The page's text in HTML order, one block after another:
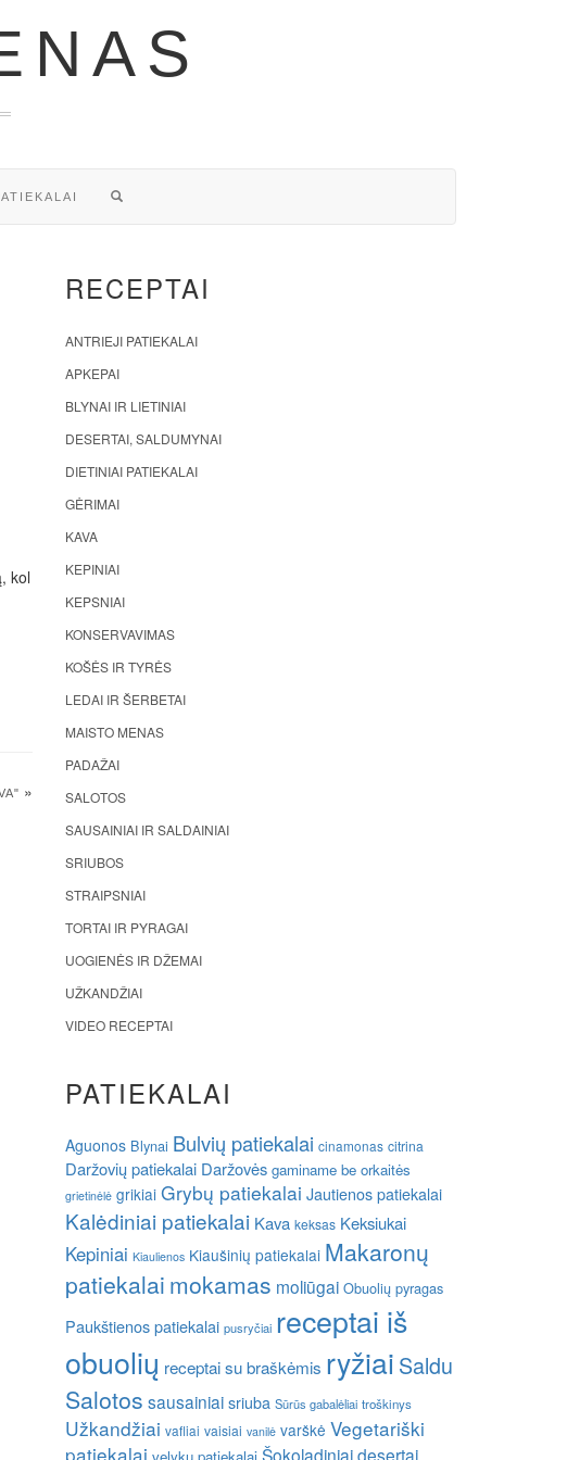
kol
»
RECEPTAI
ANTRIEJI PATIEKALAI
APKEPAI
BLYNAI IR LIETINIAI
DESERTAI, SALDUMYNAI
DIETINIAI PATIEKALAI
GĖRIMAI
KAVA
KEPINIAI
KEPSNIAI
KONSERVAVIMAS
KOŠĖS IR TYRĖS
LEDAI IR ŠERBETAI
MAISTO MENAS
PADAŽAI
SALOTOS
SAUSAINIAI IR SALDAINIAI
SRIUBOS
STRAIPSNIAI
TORTAI IR PYRAGAI
UOGIENĖS IR DŽEMAI
UŽKANDŽIAI
VIDEO RECEPTAI
PATIEKALAI
Aguonos Blynai Bulvių patiekalai cinamonas citrina
Daržovių patiekalai Daržovės gaminame be orkaitės
grietinėlė grikiai Grybų patiekalai Jautienos patiekalai
Kalėdiniai patiekalai Kava keksas Keksiukai
Kepiniai Kiaulienos Kiaušinių patiekalai Makaronų
patiekalai mokamas moliūgai Obuolių pyragas
Paukštienos patiekalai pusryčiai receptai iš
obuolių receptai su braškėmis ryžiai Saldu
Salotos sausainiai sriuba Sūrūs gabalėliai troškinys
Užkandžiai vafliai vaisiai vanilė varškė Vegetariški
patiekalai
Šokoladiniai desertai